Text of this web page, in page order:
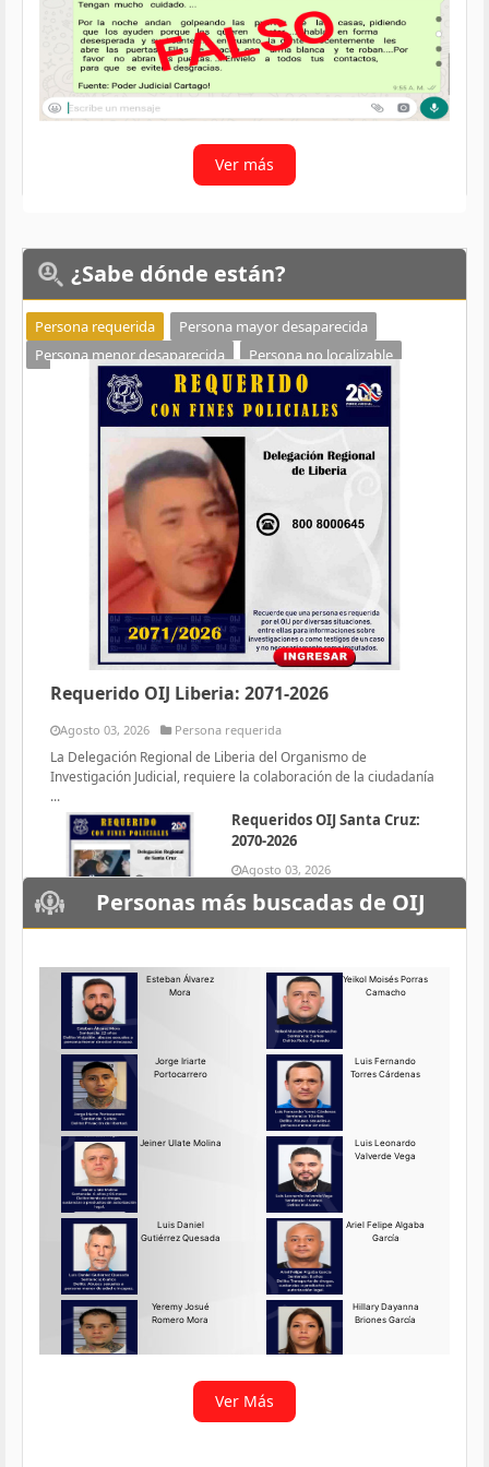
Ver más
¿Sabe dónde están?
Persona requerida
Persona mayor desaparecida
Persona menor desaparecida
Persona no localizable
Requerido OIJ Liberia: 2071-2026
Agosto 03, 2026 Persona requerida
La Delegación Regional de Liberia del Organismo de
Investigación Judicial, requiere la colaboración de la ciudadanía
...
Requeridos OIJ Santa Cruz:
2070-2026
Agosto 03, 2026
Persona requerida
La Delegación Regional de Santa
Requerido OIJ Puntarenas:
2069-2026
Agosto 03, 2026
Persona requerida
La Delegación Regional de
Puntarenas del Organismo de
Investigación
Ver más
Personas más buscadas de OIJ
Ver Más